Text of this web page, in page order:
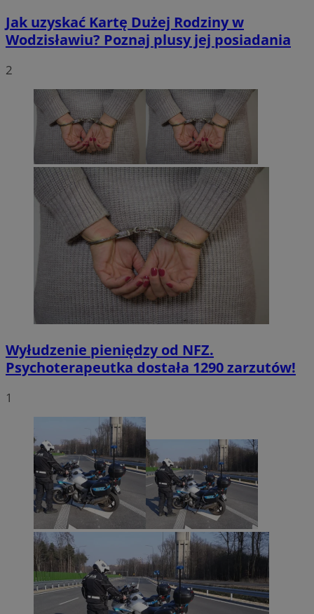
Jak uzyskać Kartę Dużej Rodziny w
Wodzisławiu? Poznaj plusy jej posiadania
2
Wyłudzenie pieniędzy od NFZ.
Psychoterapeutka dostała 1290 zarzutów!
1